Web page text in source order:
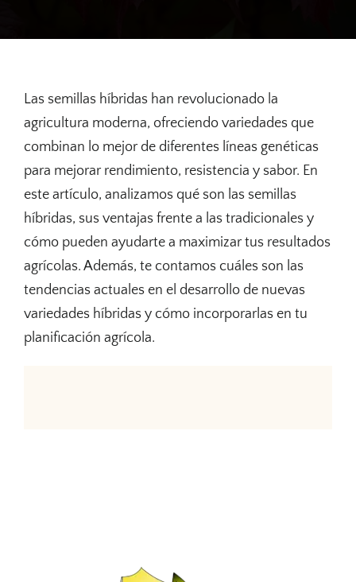
Las semillas híbridas han revolucionado la
agricultura moderna, ofreciendo variedades que
combinan lo mejor de diferentes líneas genéticas
para mejorar rendimiento, resistencia y sabor. En
este artículo, analizamos qué son las semillas
híbridas, sus ventajas frente a las tradicionales y
cómo pueden ayudarte a maximizar tus resultados
agrícolas. Además, te contamos cuáles son las
tendencias actuales en el desarrollo de nuevas
variedades híbridas y cómo incorporarlas en tu
planificación agrícola.